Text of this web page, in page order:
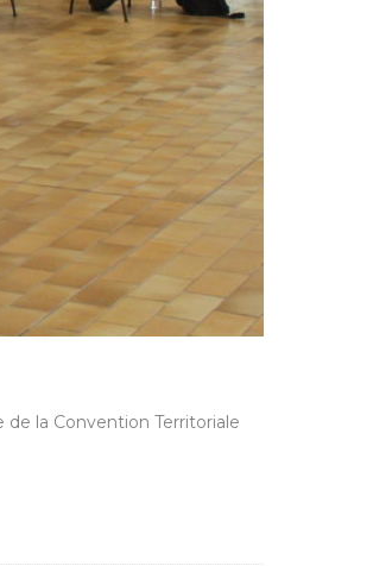
la Convention Territoriale